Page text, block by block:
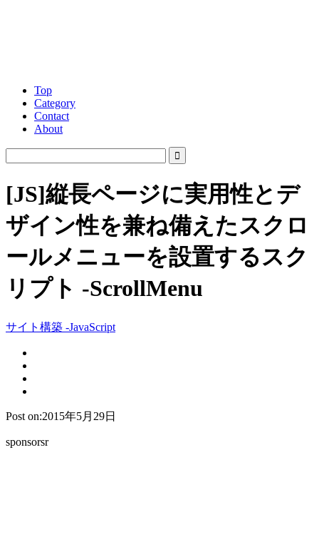
Top
Category
Contact
About
[JS]縦長ページに実用性とデ
ザイン性を兼ね備えたスクロ
ールメニューを設置するスク
リプト -ScrollMenu
サイト構築 -JavaScript
Post on:2015年5月29日
sponsorsr